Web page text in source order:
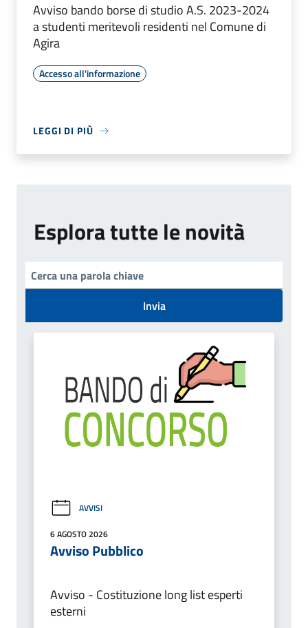
Avviso bando borse di studio A.S. 2023-2024
a studenti meritevoli residenti nel Comune di
Agira
Accesso all'informazione
LEGGI DI PIÙ
Esplora tutte le novità
Invia
AVVISI
6 AGOSTO 2026
Avviso Pubblico
Avviso - Costituzione long list esperti
esterni